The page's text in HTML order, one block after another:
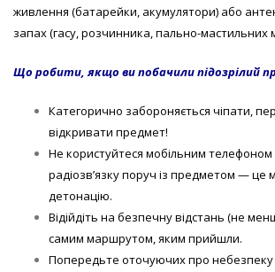
живлення (батарейки, акумулятори) або
запах (гасу, розчинника, пально-мастильних
Що робити, якщо ви побачили підозрілий
Категорично забороняється чіпати,
відкривати предмет!
Не користуйтеся мобільним
радіозв’язку поруч із предметом — це
детонацію.
Відійдіть на безпечну відстань (не
самим маршрутом, яким прийшли.
Попередьте оточуючих про небезпеку